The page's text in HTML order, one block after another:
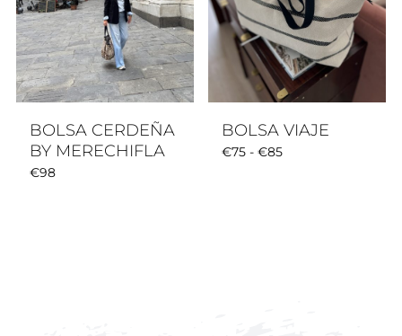
BOLSA CERDEÑA
BY MERECHIFLA
€98
BOLSA VIAJE
€75 - €85Rango